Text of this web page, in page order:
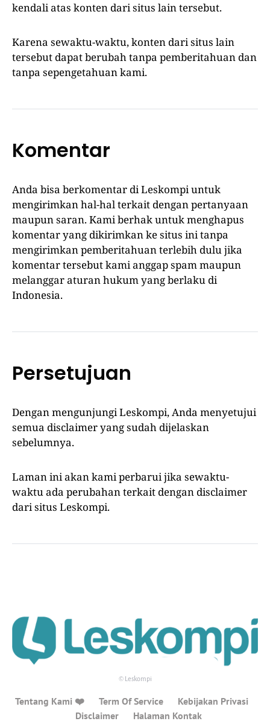
kendali atas konten dari situs lain tersebut.
Karena sewaktu-waktu, konten dari situs lain
tersebut dapat berubah tanpa pemberitahuan dan
tanpa sepengetahuan kami.
Komentar
Anda bisa berkomentar di Leskompi untuk
mengirimkan hal-hal terkait dengan pertanyaan
maupun saran. Kami berhak untuk menghapus
komentar yang dikirimkan ke situs ini tanpa
mengirimkan pemberitahuan terlebih dulu jika
komentar tersebut kami anggap spam maupun
melanggar aturan hukum yang berlaku di
Indonesia.
Persetujuan
Dengan mengunjungi Leskompi, Anda menyetujui
semua disclaimer yang sudah dijelaskan
sebelumnya.
Laman ini akan kami perbarui jika sewaktu-
waktu ada perubahan terkait dengan disclaimer
dari situs Leskompi.
© Leskompi
Tentang Kami ❤️ Term Of Service
Kebijakan Privasi
Disclaimer
Halaman Kontak